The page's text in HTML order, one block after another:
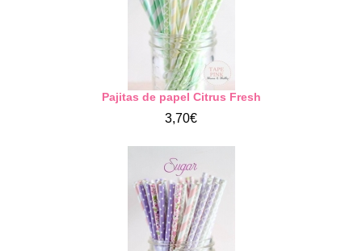
Pajitas de papel Citrus Fresh
3,70€